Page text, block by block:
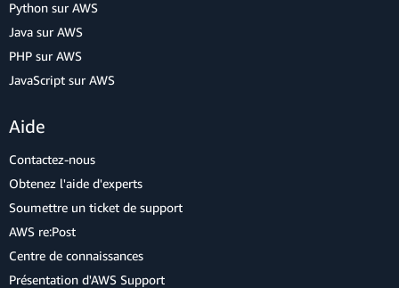
Python sur AWS
Java sur AWS
PHP sur AWS
JavaScript sur AWS
Aide
Contactez-nous
Obtenez l'aide d'experts
Soumettre un ticket de support
AWS re:Post
Centre de connaissances
Présentation d'AWS Support